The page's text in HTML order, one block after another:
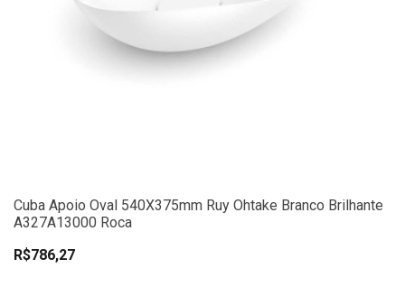
Cuba Apoio Oval 540X375mm Ruy Ohtake Branco Brilhante
A327A13000 Roca
R$786,27